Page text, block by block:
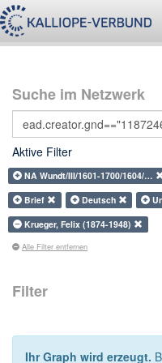
Suche im Netzwerk
Aktive Filter
NA Wundt/III/1601-1700/1604/…
Brief
Deutsch
Krueger, Felix (1874-1948)
Alle Filter entfernen
Filter
Ihr Graph wird erzeugt.